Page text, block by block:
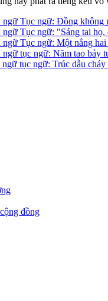
ngữ Tục ngữ: Đồng không
ngữ Tục ngữ: "Sáng tai họ,
ngữ Tục ngữ: Một nắng hai
ngữ tục ngữ: Năm tao bảy
ngữ tục ngữ: Trúc dẫu
đồng